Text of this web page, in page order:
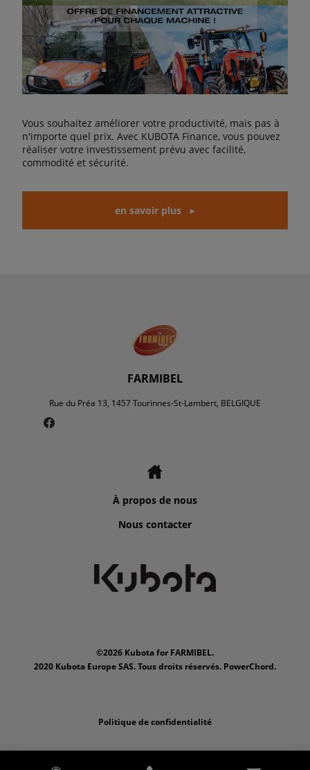
Vous souhaitez améliorer votre productivité, mais pas à
n'importe quel prix. Avec KUBOTA Finance, vous pouvez
réaliser votre investissement prévu avec facilité,
commodité et sécurité.
en savoir plus
FARMIBEL
Rue du Préa 13, 1457 Tourinnes-St-Lambert, BELGIQUE
À propos de nous
Nous contacter
©2026 Kubota for FARMIBEL.
2020 Kubota Europe SAS. Tous droits réservés. PowerChord.
Politique de confidentialité